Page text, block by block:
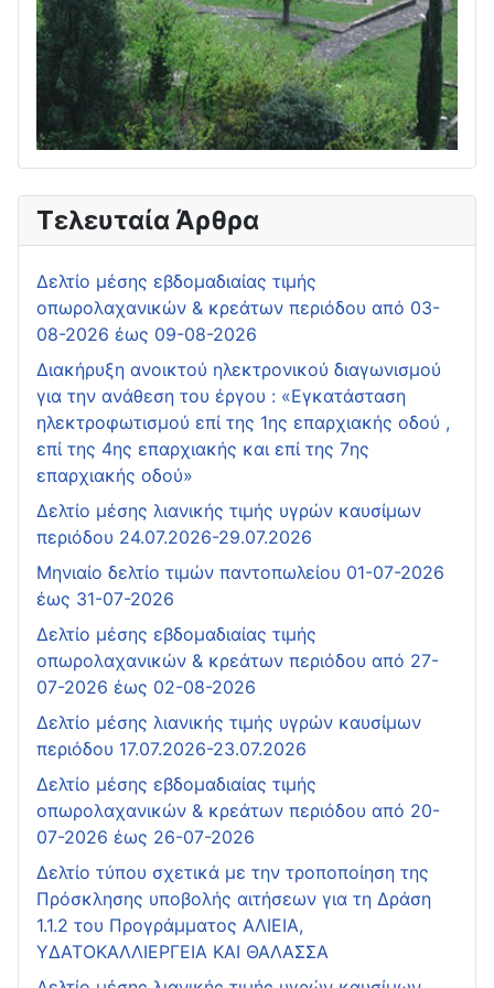
Τελευταία Άρθρα
Δελτίο μέσης εβδομαδιαίας τιμής
οπωρολαχανικών & κρεάτων περιόδου από 03-
08-2026 έως 09-08-2026
Διακήρυξη ανοικτού ηλεκτρονικού διαγωνισμού
για την ανάθεση του έργου : «Εγκατάσταση
ηλεκτροφωτισμού επί της 1ης επαρχιακής οδού ,
επί της 4ης επαρχιακής και επί της 7ης
επαρχιακής οδού»
Δελτίο μέσης λιανικής τιμής υγρών καυσίμων
περιόδου 24.07.2026-29.07.2026
Μηνιαίο δελτίο τιμών παντοπωλείου 01-07-2026
έως 31-07-2026
Δελτίο μέσης εβδομαδιαίας τιμής
οπωρολαχανικών & κρεάτων περιόδου από 27-
07-2026 έως 02-08-2026
Δελτίο μέσης λιανικής τιμής υγρών καυσίμων
περιόδου 17.07.2026-23.07.2026
Δελτίο μέσης εβδομαδιαίας τιμής
οπωρολαχανικών & κρεάτων περιόδου από 20-
07-2026 έως 26-07-2026
Δελτίο τύπου σχετικά με την τροποποίηση της
Πρόσκλησης υποβολής αιτήσεων για τη Δράση
1.1.2 του Προγράμματος ΑΛΙΕΙΑ,
ΥΔΑΤΟΚΑΛΛΙΕΡΓΕΙΑ ΚΑΙ ΘΑΛΑΣΣΑ